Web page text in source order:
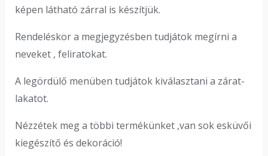
képen látható zárral is készítjük.
Rendeléskor a megjegyzésben tudjátok megírni a
neveket , feliratokat.
A legördülő menüben tudjátok kiválasztani a zárat-
lakatot.
Nézzétek meg a többi termékünket ,van sok esküvői
kiegészítő és dekoráció!